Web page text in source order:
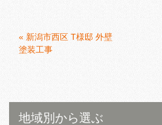
« 新潟市西区 T様邸 外壁
塗装工事
地域別から選ぶ